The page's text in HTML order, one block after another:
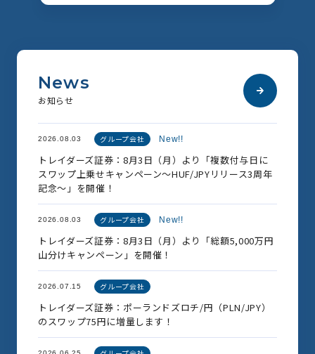
News
お知らせ
2026.08.03 グループ会社 New!!
トレイダーズ証券：8月3日（月）より「複数付与日に
スワップ上乗せキャンペーン～HUF/JPYリリース3周年
記念～」を開催！
2026.08.03 グループ会社 New!!
トレイダーズ証券：8月3日（月）より「総額5,000万円
山分けキャンペーン」を開催！
2026.07.15 グループ会社
トレイダーズ証券：ポーランドズロチ/円（PLN/JPY）
のスワップ75円に増量します！